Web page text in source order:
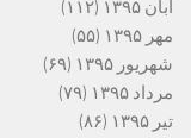
آبان ۱۳۹۵
(۱۱۲)
مهر ۱۳۹۵
(۵۵)
شهریور ۱۳۹۵
(۶۹)
مرداد ۱۳۹۵
(۷۹)
تیر ۱۳۹۵
(۸۶)